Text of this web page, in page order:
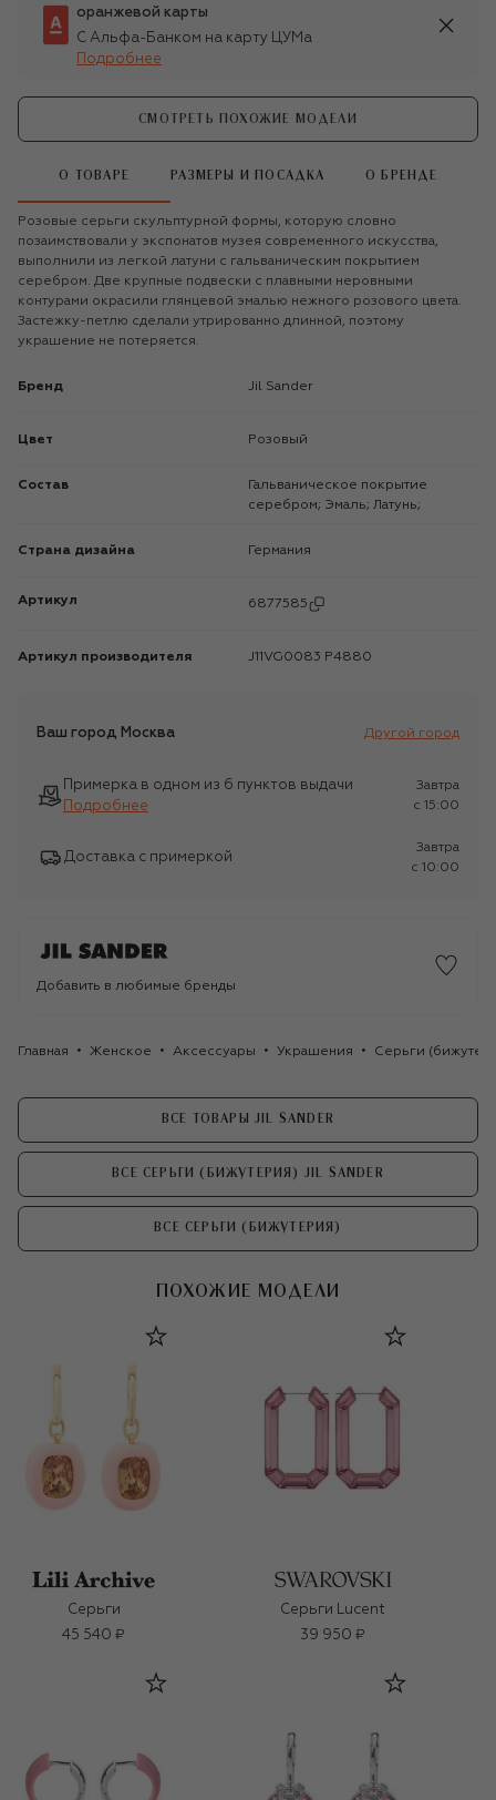
оранжевой карты
С Альфа-Банком на карту ЦУМа
Подробнее
СМОТРЕТЬ ПОХОЖИЕ МОДЕЛИ
О ТОВАРЕ РАЗМЕРЫ И ПОСАДКА О БРЕНДЕ
Розовые серьги скульптурной формы, которую словно
позаимствовали у экспонатов музея современного искусства,
выполнили из легкой латуни с гальваническим покрытием
серебром. Две крупные подвески с плавными неровными
контурами окрасили глянцевой эмалью нежного розового цвета.
Застежку-петлю сделали утрированно длинной, поэтому
украшение не потеряется.
Бренд Jil Sander
Цвет Розовый
Состав
Гальваническое покрытие
серебром; Эмаль; Латунь;
Страна дизайна Германия
Артикул 6877585
Артикул производителя J11VG0083 P4880
Ваш город Москва Другой город
Примерка в одном из 6 пунктов выдачи
Подробнее
Завтра
c 15:00
Доставка с примеркой
Завтра
c 10:00
Добавить в любимые бренды
Главная Женское Аксессуары Украшения Серьги
ВСЕ ТОВАРЫ JIL SANDER
ВСЕ СЕРЬГИ (БИЖУТЕРИЯ) JIL SANDER
ВСЕ СЕРЬГИ (БИЖУТЕРИЯ)
ПОХОЖИЕ МОДЕЛИ
Серьги
45 540 ₽
Серьги Lucent
39 950 ₽